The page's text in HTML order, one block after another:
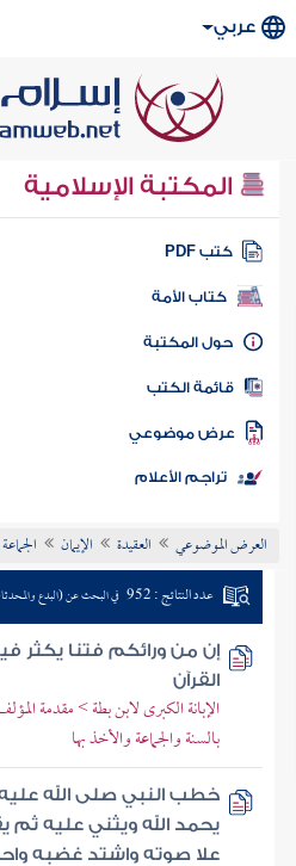
عربي
المكتبة الإسلامية
كتب PDF
كتاب الأمة
المكتبة
الكتب
موضوعي
تراجم الأعلام
العرض الموضوعي العقيدة الإيمان
عدد النتائج : 952 في البحث عن (البدع
إن من ورائكم فتنا يكثر
القرآن
الإبانة الكبرى لابن بطة > مقدمة
بالسنة والجماعة والأخذ بها
خطب النبي صلى الله
يحمد الله ويثني عليه ثم
علا صوته واشتد غضبه